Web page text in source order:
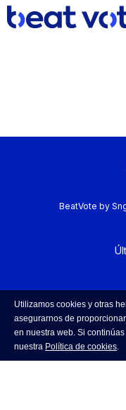
BeatVote by
Utilizamos cookies y otras
asegurarnos de
en nuestra web. Si
nuestra Política de cookies.